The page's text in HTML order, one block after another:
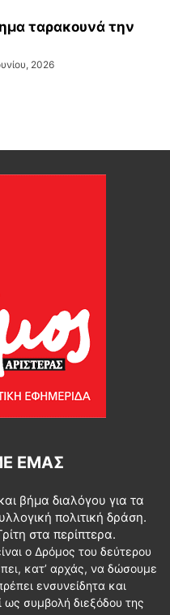
ταρακουνά την
2026
ΕΜΆΣ
βήμα διαλόγου για τα
πολιτική δράση.
στα περίπτερα.
ο Δρόμος του δεύτερου
κατ’ αρχάς, να δώσουμε
ενσυνείδητα και
ως συμβολή διεξόδου της